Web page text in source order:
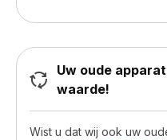
Uw oude
waarde!
Wist u dat wij ook uw